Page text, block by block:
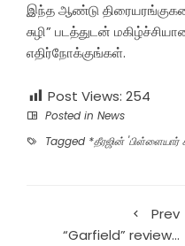
இந்த ஆண்டு
சுழி” படத்துடன்
எதிர்நோக்குங்கள்.
Post Views: 254
Posted in News
Tagged *தீரஜின் 'பிள்ளையார்
Prev
“Garfield” review…